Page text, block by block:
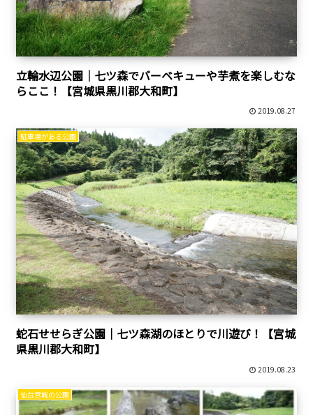
立輪水辺公園｜七ツ森でバーベキューや芋煮を楽しむな
らここ！【宮城県黒川郡大和町】
2019.08.27
駐車場がある公園
蛇石せせらぎ公園｜七ツ森湖のほとりで川遊び！【宮城
県黒川郡大和町】
2019.08.23
仙台宮城の公園